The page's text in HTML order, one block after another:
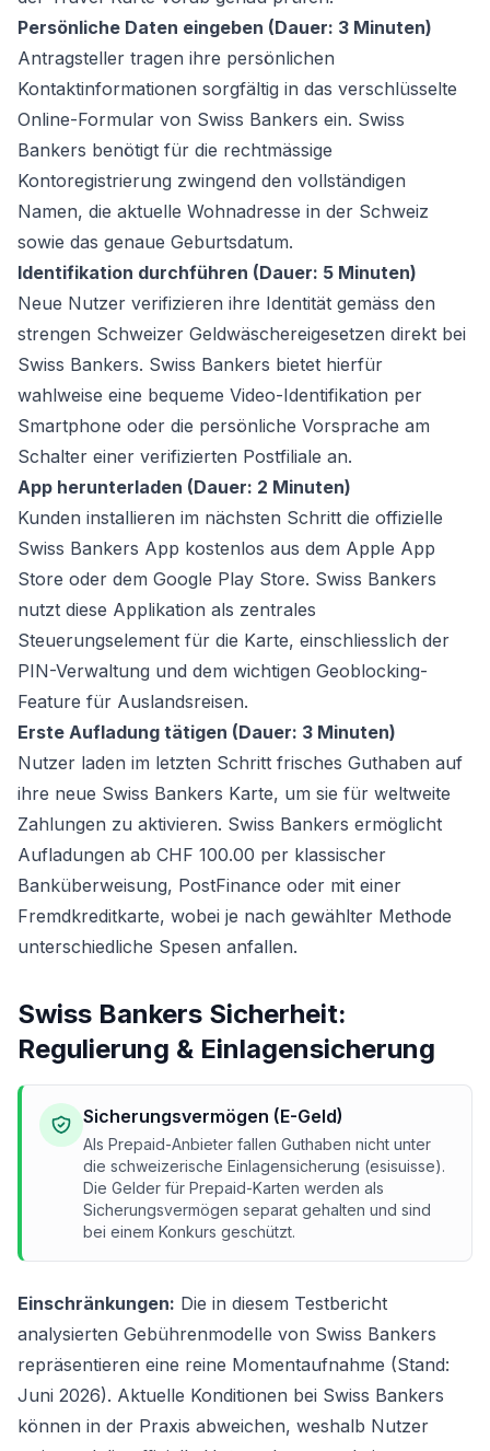
Persönliche Daten eingeben (Dauer: 3 Minuten)
Antragsteller tragen ihre persönlichen
Kontaktinformationen sorgfältig in das verschlüsselte
Online-Formular von Swiss Bankers ein. Swiss
Bankers benötigt für die rechtmässige
Kontoregistrierung zwingend den vollständigen
Namen, die aktuelle Wohnadresse in der Schweiz
sowie das genaue Geburtsdatum.
Identifikation durchführen (Dauer: 5 Minuten)
Neue Nutzer verifizieren ihre Identität gemäss den
strengen Schweizer Geldwäschereigesetzen direkt bei
Swiss Bankers. Swiss Bankers bietet hierfür
wahlweise eine bequeme Video-Identifikation per
Smartphone oder die persönliche Vorsprache am
Schalter einer verifizierten Postfiliale an.
App herunterladen (Dauer: 2 Minuten)
Kunden installieren im nächsten Schritt die offizielle
Swiss Bankers App kostenlos aus dem Apple App
Store oder dem Google Play Store. Swiss Bankers
nutzt diese Applikation als zentrales
Steuerungselement für die Karte, einschliesslich der
PIN-Verwaltung und dem wichtigen Geoblocking-
Feature für Auslandsreisen.
Erste Aufladung tätigen (Dauer: 3 Minuten)
Nutzer laden im letzten Schritt frisches Guthaben auf
ihre neue Swiss Bankers Karte, um sie für weltweite
Zahlungen zu aktivieren. Swiss Bankers ermöglicht
Aufladungen ab CHF 100.00 per klassischer
Banküberweisung, PostFinance oder mit einer
Fremdkreditkarte, wobei je nach gewählter Methode
unterschiedliche Spesen anfallen.
Swiss Bankers Sicherheit:
Regulierung & Einlagensicherung
Sicherungsvermögen (E-Geld)
Als Prepaid-Anbieter fallen Guthaben nicht unter
die schweizerische Einlagensicherung (esisuisse).
Die Gelder für Prepaid-Karten werden als
Sicherungsvermögen separat gehalten und sind
bei einem Konkurs geschützt.
Einschränkungen: Die in diesem Testbericht
analysierten Gebührenmodelle von Swiss Bankers
repräsentieren eine reine Momentaufnahme (Stand:
Juni 2026). Aktuelle Konditionen bei Swiss Bankers
können in der Praxis abweichen, weshalb Nutzer